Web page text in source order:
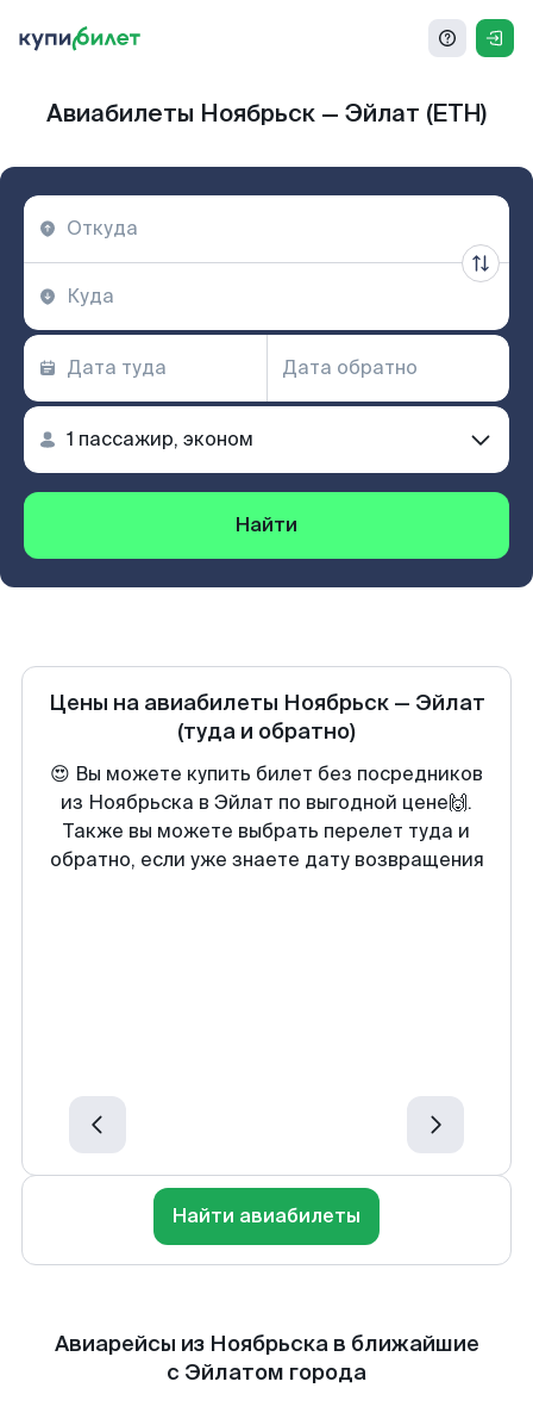
Авиабилеты Ноябрьск — Эйлат (ETH)
Найти
Цены на авиабилеты Ноябрьск— Эйлат
(туда и обратно)
😍 Вы можете купить билет без посредников
из Ноябрьска в Эйлат по выгодной цене🙌.
Также вы можете выбрать перелет туда и
обратно, если уже знаете дату возвращения
Найти авиабилеты
Авиарейсы из Ноябрьска в ближайшие
с Эйлатом города